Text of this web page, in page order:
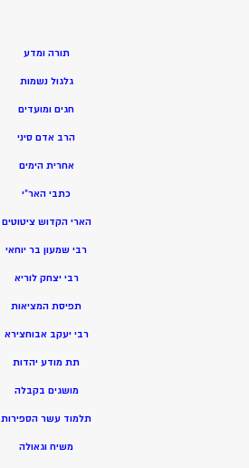
תורה ומדע
גלגול נשמות
חגים ומועדים
הרב אדם סיני
אחרית הימים
כתבי האר”י
הארי הקדוש ציטוטים
רבי שמעון בר יוחאי
רבי יצחק לוריא
תפיסת המציאות
רבי יעקב אבוחצירא
תת מודע יהדות
מושגים בקבלה
תלמוד עשר הספירות
משיח וגאולה